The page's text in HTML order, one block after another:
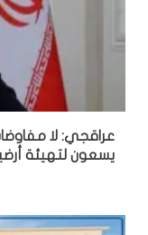
عراقجي: لا
يسعون لتهيئة